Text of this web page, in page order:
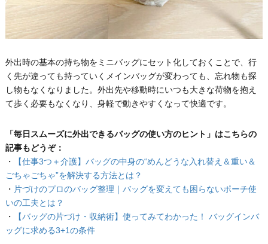
外出時の基本の持ち物をミニバッグにセット化しておくことで、行
く先が違っても持っていくメインバッグが変わっても、忘れ物も探
し物もなくなりました。外出先や移動時にいつも大きな荷物を抱え
て歩く必要もなくなり、身軽で動きやすくなって快適です。
「毎日スムーズに外出できるバッグの使い方のヒント」はこちらの
記事もどうぞ：
・
【仕事3つ＋介護】バッグの中身の“めんどうな入れ替え＆重い＆
ごちゃごちゃ”を解決する方法とは？
・ 片づけのプロのバッグ整理｜バッグを変えても困らないポーチ使
いの工夫とは？
・
【バッグの片づけ・収納術】使ってみてわかった！ バッグインバ
ッグに求める3+1の条件